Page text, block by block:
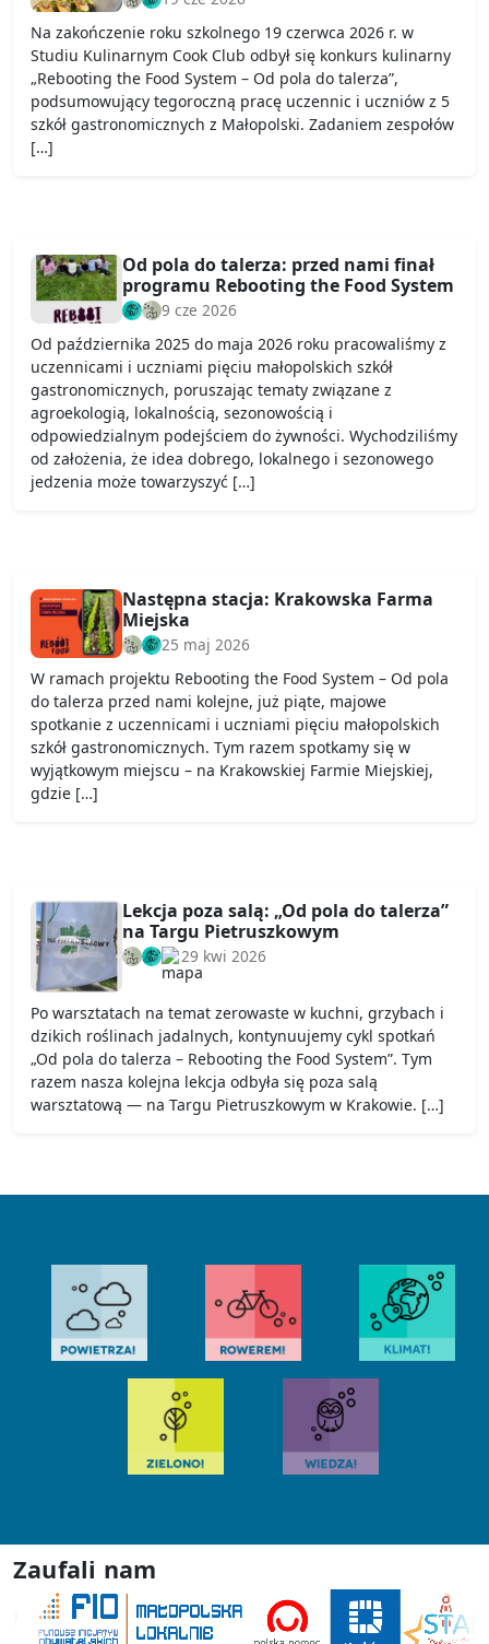
Na zakończenie roku szkolnego 19 czerwca 2026 r. w
Studiu Kulinarnym Cook Club odbył się konkurs kulinarny
„Rebooting the Food System – Od pola do talerza”,
podsumowujący tegoroczną pracę uczennic i uczniów z 5
szkół gastronomicznych z Małopolski. Zadaniem zespołów
[…]
Od pola do talerza: przed nami finał
programu Rebooting the Food System
9 cze 2026
Od października 2025 do maja 2026 roku pracowaliśmy z
uczennicami i uczniami pięciu małopolskich szkół
gastronomicznych, poruszając tematy związane z
agroekologią, lokalnością, sezonowością i
odpowiedzialnym podejściem do żywności. Wychodziliśmy
od założenia, że idea dobrego, lokalnego i sezonowego
jedzenia może towarzyszyć […]
Następna stacja: Krakowska Farma
Miejska
25 maj 2026
W ramach projektu Rebooting the Food System – Od pola
do talerza przed nami kolejne, już piąte, majowe
spotkanie z uczennicami i uczniami pięciu małopolskich
szkół gastronomicznych. Tym razem spotkamy się w
wyjątkowym miejscu – na Krakowskiej Farmie Miejskiej,
gdzie […]
Lekcja poza salą: „Od pola do talerza”
na Targu Pietruszkowym
29 kwi 2026
Po warsztatach na temat zerowaste w kuchni, grzybach i
dzikich roślinach jadalnych, kontynuujemy cykl spotkań
„Od pola do talerza – Rebooting the Food System”. Tym
razem nasza kolejna lekcja odbyła się poza salą
warsztatową — na Targu Pietruszkowym w Krakowie. […]
Zaufali nam